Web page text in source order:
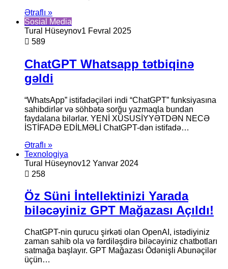
Ətraflı »
Sosial Media
Tural Hüseynov1 Fevral 2025
589
ChatGPT Whatsapp tətbiqinə
gəldi
“WhatsApp” istifadəçiləri indi “ChatGPT” funksiyasına
sahibdirlər və söhbətə sorğu yazmaqla bundan
faydalana bilərlər. YENİ XÜSUSİYYƏTDƏN NECƏ
İSTİFADƏ EDİLMƏLİ ChatGPT-dən istifadə…
Ətraflı »
Texnologiya
Tural Hüseynov12 Yanvar 2024
258
Öz Süni İntellektinizi Yarada
biləcəyiniz GPT Mağazası Açıldı!
ChatGPT-nin qurucu şirkəti olan OpenAI, istədiyiniz
zaman sahib ola və fərdiləşdirə biləcəyiniz chatbotları
satmağa başlayır. GPT Mağazası Ödənişli Abunəçilər
üçün…